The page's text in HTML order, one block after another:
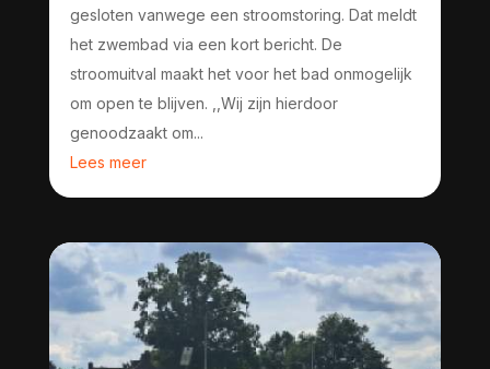
gesloten vanwege een stroomstoring. Dat meldt
het zwembad via een kort bericht. De
stroomuitval maakt het voor het bad onmogelijk
om open te blijven. ,,Wij zijn hierdoor
genoodzaakt om...
Lees meer